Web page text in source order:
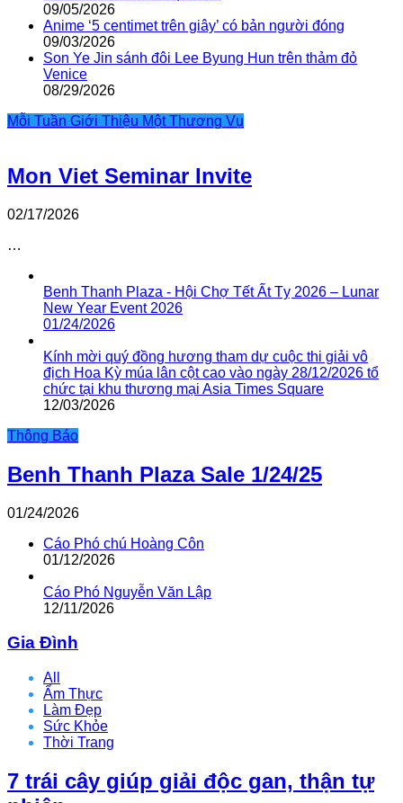
09/05/2026
Anime ‘5 centimet trên giây’ có bản người đóng
09/03/2026
Son Ye Jin sánh đôi Lee Byung Hun trên thảm đỏ
Venice
08/29/2026
Mỗi Tuần Giới Thiệu Một Thương Vụ
Mon Viet Seminar Invite
02/17/2026
…
Benh Thanh Plaza - Hội Chợ Tết Ất Tỵ 2026 – Lunar
New Year Event 2026
01/24/2026
Kính mời quý đồng hương tham dự cuộc thi giải vô
địch Hoa Kỳ múa lân cột cao vào ngày 28/12/2026 tổ
chức tại khu thương mại Asia Times Square
12/03/2026
Thông Báo
Benh Thanh Plaza Sale 1/24/25
01/24/2026
Cáo Phó chú Hoàng Côn
01/12/2026
Cáo Phó Nguyễn Văn Lập
12/11/2026
Gia Đình
All
Ẩm Thực
Làm Đẹp
Sức Khỏe
Thời Trang
7 trái cây giúp giải độc gan, thận tự